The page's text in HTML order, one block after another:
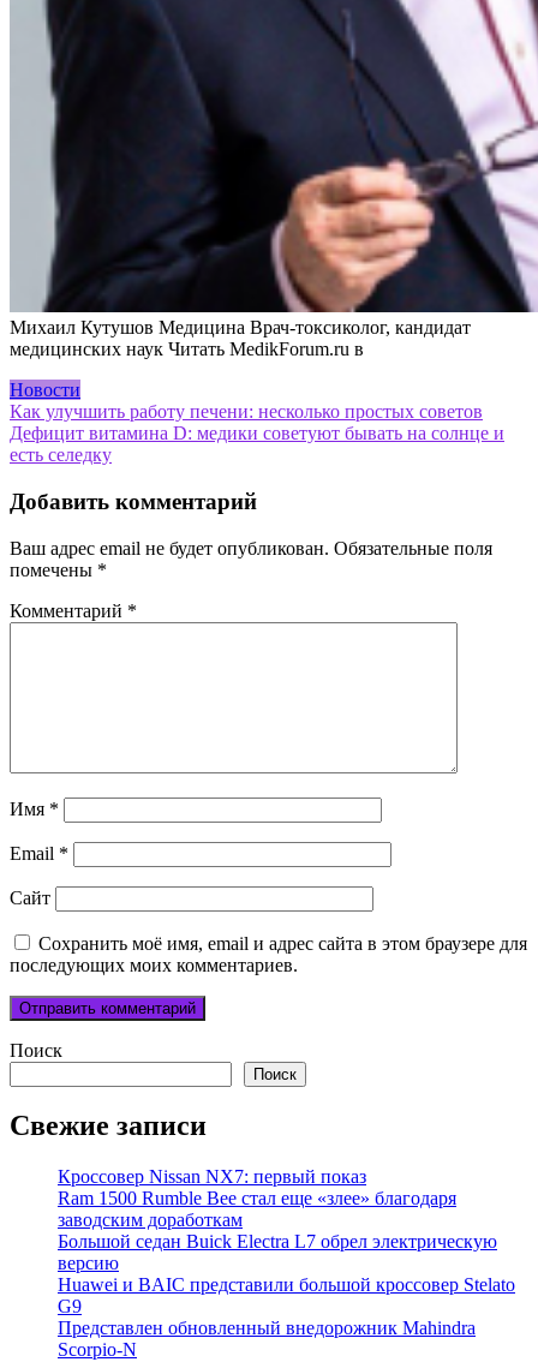
Михаил Кутушов Медицина Врач-токсиколог, кандидат
медицинских наук Читать MedikForum.ru в
Новости
Навигация
по
Как улучшить работу печени: несколько простых советов
Дефицит витамина D: медики советуют бывать на солнце и
есть селедку
Добавить комментарий
Ваш адрес email не будет опубликован. Обязательные поля
помечены *
Комментарий *
Имя *
Email *
Сайт
Сохранить моё имя, email и адрес сайта в этом браузере для
последующих моих комментариев.
Поиск
Поиск
Свежие записи
Кроссовер Nissan NX7: первый показ
Ram 1500 Rumble Bee стал еще «злее» благодаря
заводским доработкам
Большой седан Buick Electra L7 обрел электрическую
версию
Huawei и BAIC представили большой кроссовер Stelato
G9
Представлен обновленный внедорожник Mahindra
Scorpio-N